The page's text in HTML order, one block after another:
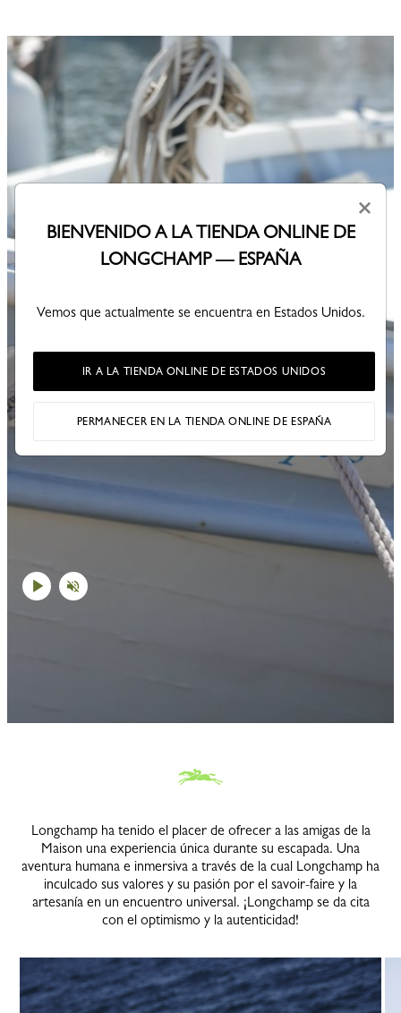
Longchamp ha tenido el placer de ofrecer a las amigas de la
Maison una experiencia única durante su escapada. Una
aventura humana e inmersiva a través de la cual Longchamp ha
inculcado sus valores y su pasión por el savoir-faire y la
artesanía en un encuentro universal. ¡Longchamp se da cita
con el optimismo y la autenticidad!
×
BIENVENIDO A LA TIENDA ONLINE DE
LONGCHAMP — ESPAÑA
Vemos que actualmente se encuentra en Estados Unidos.
IR A LA TIENDA ONLINE DE ESTADOS UNIDOS
PERMANECER EN LA TIENDA ONLINE DE ESPAÑA